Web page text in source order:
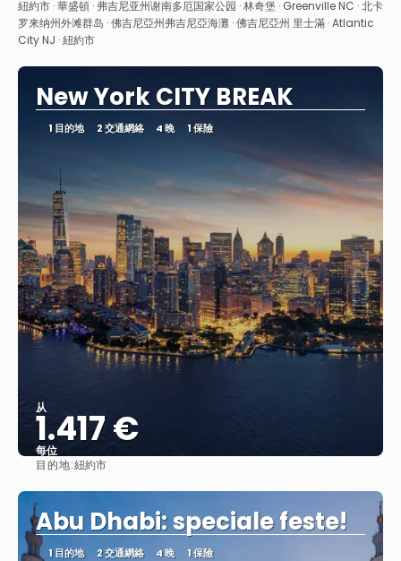
查看
紐約市 · 華盛頓 · 弗吉尼亚州谢南多厄国家公园 · 林奇堡 · Greenville NC · 北卡
罗来纳州外滩群岛 · 佛吉尼亞州弗吉尼亞海灘 · 佛吉尼亞州 里士滿 · Atlantic
City NJ · 紐約市
New York CITY BREAK
1 目的地 2 交通網絡 4 晚 1 保險
从
1.417 €
每位
目的地:紐約市
Abu Dhabi: speciale feste!
1 目的地 2 交通網絡 4 晚 1 保險